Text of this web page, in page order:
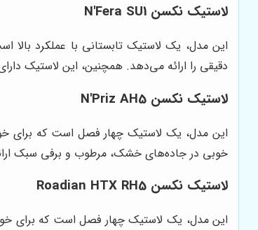
لاستیک نکسن N'Fera SU1
دقیقی را ارائه می‌دهد. همچنین، این
لاستیک نکسن N'Priz AH5
خوبی در جاده‌های خشک، مرطوب و برفی سبک
لاستیک نکسن Roadian HTX RH5